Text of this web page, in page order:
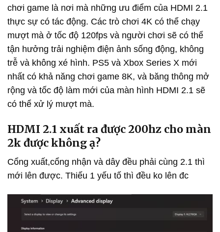
chơi game là nơi mà những ưu điểm của HDMI 2.1
thực sự có tác động. Các trò chơi 4K có thể chạy
mượt mà ở tốc độ 120fps và người chơi sẽ có thể
tận hưởng trải nghiệm điện ảnh sống động, không
trễ và không xé hình. PS5 và Xbox Series X mới
nhất có khả năng chơi game 8K, và băng thông mở
rộng và tốc độ làm mới của màn hình HDMI 2.1 sẽ
có thể xử lý mượt mà.
HDMI 2.1 xuất ra được 200hz cho màn
2k được không ạ?
Cổng xuất,cổng nhận và dây đều phải cùng 2.1 thì
mới lên được. Thiếu 1 yếu tố thì đều ko lên đc